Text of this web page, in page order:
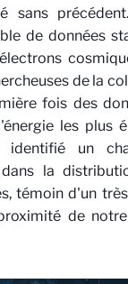
sans
de données
de la
fois des
les plus
un
la
témoin d'un
de